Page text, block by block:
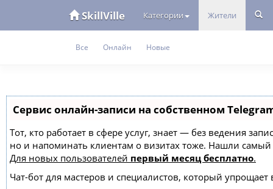
SkillVille Категории Жители
Все Онлайн Новые
Сервис онлайн-записи на собственном
Тот, кто работает в сфере услуг, знает — без ведения
но и напоминать клиентам о визитах тоже. Нашли
Для новых пользователей первый месяц бесплатно.
Чат-бот для мастеров и специалистов, который упрощает